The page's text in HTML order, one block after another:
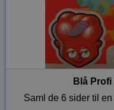
Blå
Saml de 6 sider til